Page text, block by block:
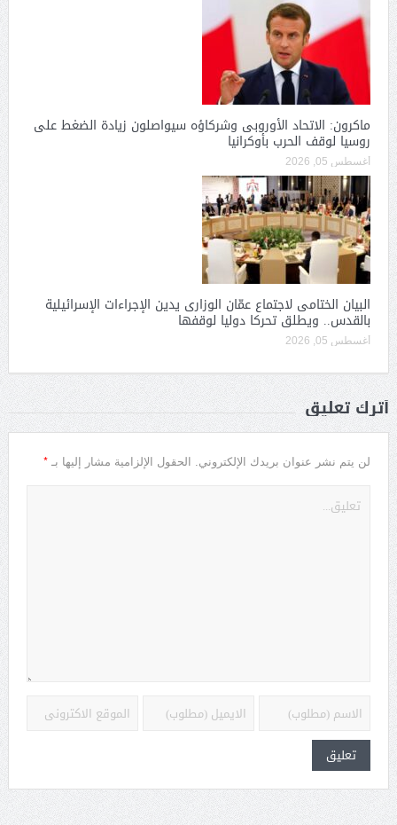
ماكرون: الاتحاد الأوروبى وشركاؤه سيواصلون زيادة الضغط على
روسيا لوقف الحرب بأوكرانيا
أغسطس 05, 2026
البيان الختامى لاجتماع عمّان الوزارى يدين الإجراءات الإسرائيلية
بالقدس.. ويطلق تحركا دوليا لوقفها
أغسطس 05, 2026
أترك تعليق
لن يتم نشر عنوان بريدك الإلكتروني. الحقول الإلزامية مشار إليها بـ *